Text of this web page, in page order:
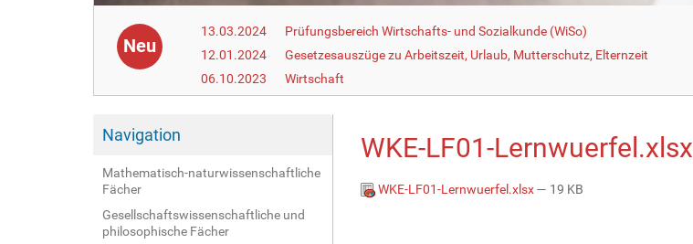
Neu
13.03.2024
Prüfungsbereich Wirtschafts- und Sozialkunde (WiSo)
12.01.2024
Gesetzesauszüge zu Arbeitszeit, Urlaub, Mutterschutz, Elternzeit
06.10.2023
Wirtschaft
Navigation
Mathematisch-naturwissenschaftliche
Fächer
Gesellschaftswissenschaftliche und
philosophische Fächer
WKE-LF01-Lernwuerfel.xlsx
WKE-LF01-Lernwuerfel.xlsx— 19 KB